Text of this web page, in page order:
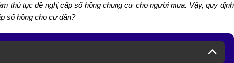
thủ tục đề nghị cấp sổ hồng chung cư cho người mua. Vậy, quy định
sổ hồng cho cư dân?